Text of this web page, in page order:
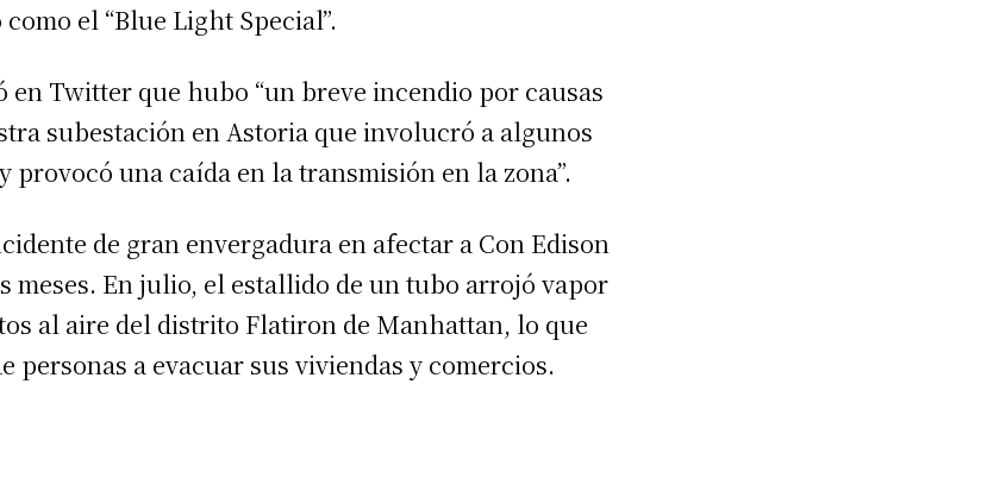
el “Blue Light Special”.
en Twitter que hubo “un breve incendio por causas
subestación en Astoria que involucró a algunos
provocó una caída en la transmisión en la zona”.
de gran envergadura en afectar a Con Edison
meses. En julio, el estallido de un tubo arrojó vapor
al aire del distrito Flatiron de Manhattan, lo que
personas a evacuar sus viviendas y comercios.